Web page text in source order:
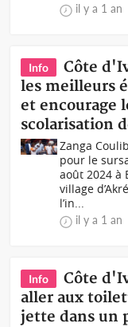
il y a 1 an
Info
Côte
les meilleurs
et encourage
scolarisation
Zanga
pour le
août 2024 à
village
l’in...
il y a 1 an
Info
Côte
aller aux
jette dans un